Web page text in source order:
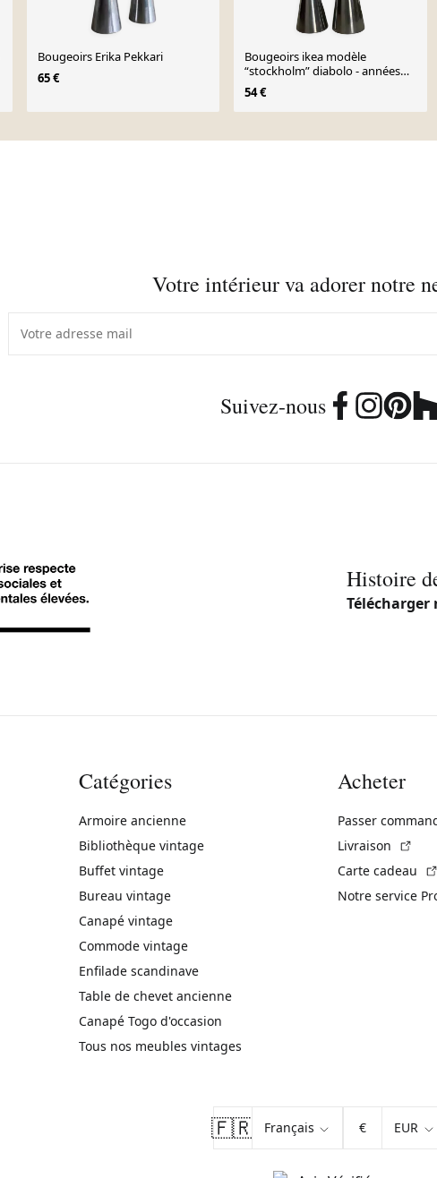
Bougeoirs Erika Pekkari
65 €
Bougeoirs ikea modèle
“stockholm” diabolo - années
1990
54 €
Votre intérieur va adorer notre
Suivez-nous
Histoire
Catégories
Armoire ancienne
Bibliothèque vintage
Buffet vintage
Bureau vintage
Canapé vintage
Commode vintage
Enfilade scandinave
Table de chevet ancienne
Canapé Togo d'occasion
Tous nos meubles vintages
Acheter
Passer
Livraison
Carte cadeau
Notre service
🇫🇷 €